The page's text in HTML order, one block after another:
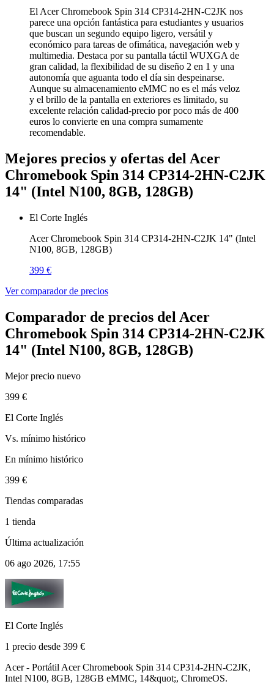
El Acer Chromebook Spin 314 CP314-2HN-C2JK nos
parece una opción fantástica para estudiantes y usuarios
que buscan un segundo equipo ligero, versátil y
económico para tareas de ofimática, navegación web y
multimedia. Destaca por su pantalla táctil WUXGA de
gran calidad, la flexibilidad de su diseño 2 en 1 y una
autonomía que aguanta todo el día sin despeinarse.
Aunque su almacenamiento eMMC no es el más veloz
y el brillo de la pantalla en exteriores es limitado, su
excelente relación calidad-precio por poco más de 400
euros lo convierte en una compra sumamente
recomendable.
Mejores precios y ofertas del Acer
Chromebook Spin 314 CP314-2HN-C2JK
14" (Intel N100, 8GB, 128GB)
El Corte Inglés
Acer Chromebook Spin 314 CP314-2HN-C2JK 14" (Intel
N100, 8GB, 128GB)
399 €
Ver comparador de precios
Comparador de precios del Acer
Chromebook Spin 314 CP314-2HN-C2JK
14" (Intel N100, 8GB, 128GB)
Mejor precio nuevo
399 €
El Corte Inglés
Vs. mínimo histórico
En mínimo histórico
399 €
Tiendas comparadas
1 tienda
Última actualización
06 ago 2026, 17:55
El Corte Inglés
1 precio desde 399 €
Acer - Portátil Acer Chromebook Spin 314 CP314-2HN-C2JK,
Intel N100, 8GB, 128GB eMMC, 14&quot;, ChromeOS.